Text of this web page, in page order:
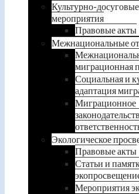
Культурно-
мероприятия
Правовые акты
Межнациональные
миграционная
Социальная и
адаптация
Миграционное
Экологическое
Правовые акты
Статьи и
Мероприятия